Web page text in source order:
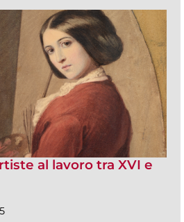
al lavoro tra XVI e